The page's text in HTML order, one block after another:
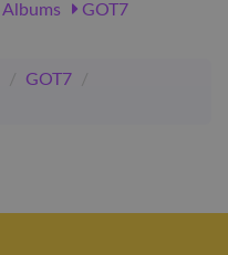
Albums
GOT7
/ GOT7
/